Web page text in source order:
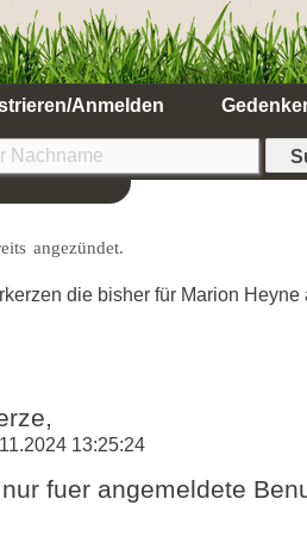
Anmelden
angezündet.
die bisher für Marion
13:25:24
fuer angemeldete